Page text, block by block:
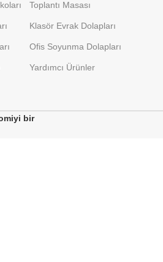
Toplantı Masası
Klasör Evrak Dolapları
Ofis Soyunma Dolapları
Yardımcı Ürünler
bir